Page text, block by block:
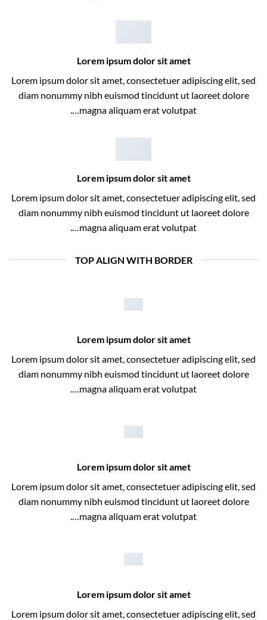
Lorem ipsum dolor sit amet
Lorem ipsum dolor sit amet, consectetuer adipiscing elit, sed
diam nonummy nibh euismod tincidunt ut laoreet dolore
magna aliquam erat volutpat….
Lorem ipsum dolor sit amet
Lorem ipsum dolor sit amet, consectetuer adipiscing elit, sed
diam nonummy nibh euismod tincidunt ut laoreet dolore
magna aliquam erat volutpat….
TOP ALIGN WITH BORDER
Lorem ipsum dolor sit amet
Lorem ipsum dolor sit amet, consectetuer adipiscing elit, sed
diam nonummy nibh euismod tincidunt ut laoreet dolore
magna aliquam erat volutpat….
Lorem ipsum dolor sit amet
Lorem ipsum dolor sit amet, consectetuer adipiscing elit, sed
diam nonummy nibh euismod tincidunt ut laoreet dolore
magna aliquam erat volutpat….
Lorem ipsum dolor sit amet
Lorem ipsum dolor sit amet, consectetuer adipiscing elit, sed